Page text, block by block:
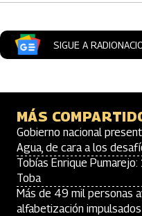
SIGUE A
MÁS
Gobierno nacional
Agua, de cara a los
Tobías Enrique
Toba
Más de 49 mil personas
alfabetización